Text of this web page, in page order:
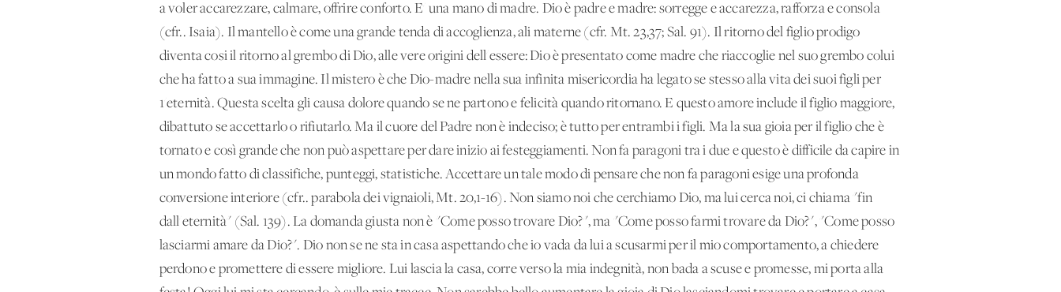
a voler accarezzare, calmare, offrire conforto. E' una mano di madre. Dio è padre e madre: sorregge e accarezza, rafforza e consola
(cfr.. Isaia). Il mantello è come una grande tenda di accoglienza, ali materne (cfr. Mt. 23,37; Sal. 91). Il ritorno del figlio prodigo
diventa cosi il ritorno al grembo di Dio, alle vere origini dell'essere: Dio è presentato come madre che riaccoglie nel suo grembo colui
che ha fatto a sua immagine. Il mistero è che Dio-madre nella sua infinita misericordia ha legato se stesso alla vita dei suoi figli per
1'eternità. Questa scelta gli causa dolore quando se ne partono e felicità quando ritornano. E questo amore include il figlio maggiore,
dibattuto se accettarlo o rifiutarlo. Ma il cuore del Padre non è indeciso; è tutto per entrambi i figli. Ma la sua gioia per il figlio che è
tornato e così grande che non può aspettare per dare inizio ai festeggiamenti. Non fa paragoni tra i due e questo è difficile da capire in
un mondo fatto di classifiche, punteggi, statistiche. Accettare un tale modo di pensare che non fa paragoni esige una profonda
conversione interiore (cfr.. parabola dei vignaioli, Mt. 20,1-16). Non siamo noi che cerchiamo Dio, ma lui cerca noi, ci chiama "fin
dall'eternità" (Sal. 139). La domanda giusta non è "Come posso trovare Dio?", ma "Come posso farmi trovare da Dio?", "Come posso
lasciarmi amare da Dio?". Dio non se ne sta in casa aspettando che io vada da lui a scusarmi per il mio comportamento, a chiedere
perdono e promettere di essere migliore. Lui lascia la casa, corre verso la mia indegnità, non bada a scuse e promesse, mi porta alla